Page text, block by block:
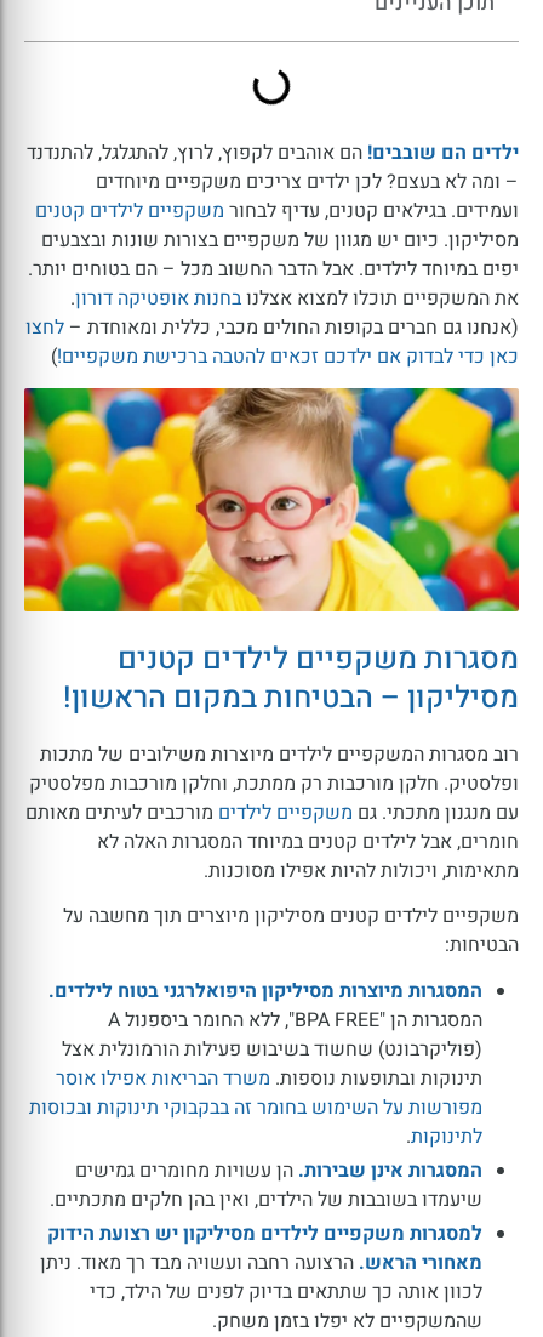
ילדים הם שובבים! הם אוהבים לקפוץ, לרוץ, להתגלגל, להתנדנד
– ומה לא בעצם? לכן ילדים צריכים משקפיים מיוחדים
ועמידים. בגילאים קטנים, עדיף לבחור משקפיים לילדים קטנים
מסיליקון. כיום יש מגוון של משקפיים בצורות שונות ובצבעים
יפים במיוחד לילדים. אבל הדבר החשוב מכל – הם בטוחים יותר.
את המשקפיים תוכלו למצוא אצלנובחנות אופטיקה דורון.
(אנחנו גם חברים בקופות החולים מכבי, כללית ומאוחדת – לחצו
כאן כדי לבדוק אם ילדכם זכאים להטבה ברכישת משקפיים!)
מסגרות משקפיים לילדים קטנים
מסיליקון – הבטיחות במקום הראשון!
רוב מסגרות המשקפיים לילדים מיוצרות משילובים של מתכות
ופלסטיק. חלקן מורכבות רק ממתכת, וחלקן מורכבות מפלסטיק
עם מנגנון מתכתי. גם משקפיים לילדים מורכבים לעיתים מאותם
חומרים, אבל לילדים קטנים במיוחד המסגרות האלה לא
מתאימות, ויכולות להיות אפילו מסוכנות.
משקפיים לילדים קטנים מסיליקון מיוצרים תוך מחשבה על
הבטיחות:
המסגרות מיוצרות מסיליקון היפואלרגני בטוח לילדים.
המסגרות הן "BPA FREE", ללא החומר ביספנול A
(פוליקרבונט) שחשוד בשיבוש פעילות הורמונלית אצל
תינוקות ובתופעות נוספות. משרד הבריאות אפילו אוסר
מפורשות על השימוש בחומר זה בבקבוקי תינוקות ובכוסות
לתינוקות.
המסגרות אינן שבירות. הן עשויות מחומרים גמישים
שיעמדו בשובבות של הילדים, ואין בהן חלקים מתכתיים.
למסגרות משקפיים לילדים מסיליקון יש רצועת הידוק
מאחורי הראש. הרצועה רחבה ועשויה מבד רך מאוד. ניתן
לכוון אותה כך שתתאים בדיוק לפנים של הילד, כדי
שהמשקפיים לא יפלו בזמן משחק.